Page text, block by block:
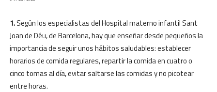
1.Según los especialistas del Hospital materno infantil Sant
Joan de Déu, de Barcelona, hay que enseñar desde pequeños la
importancia de seguir unos hábitos saludables: establecer
horarios de comida regulares, repartir la comida en cuatro o
cinco tomas al día, evitar saltarse las comidas y no picotear
entre horas.